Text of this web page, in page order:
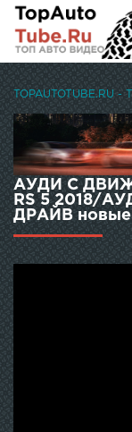
АУДИ С
RS 5 2018/
ДРАЙВ новые